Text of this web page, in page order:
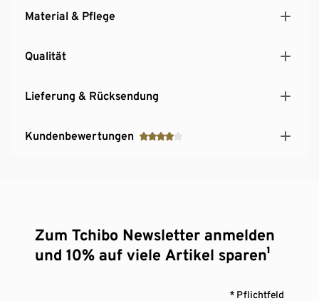
Material & Pflege
Qualität
Lieferung & Rücksendung
Kundenbewertungen
Zum Tchibo Newsletter anmelden
und 10% auf viele Artikel sparen¹
* Pflichtfeld